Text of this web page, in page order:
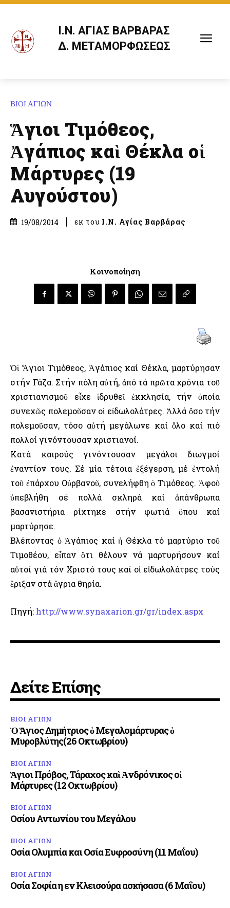
Ι.Ν. ΑΓΙΑΣ ΒΑΡΒΑΡΑΣ
Δ. ΜΕΤΑΜΟΡΦΩΣΕΩΣ
ΒΙΟΙ ΑΓΙΩΝ
Ἅγιοι Τιμόθεος,
Ἀγάπιος καὶ Θέκλα οἱ
Μάρτυρες (19
Αυγούστου)
19/08/2014 εκ του Ι.Ν. Αγίας Βαρβάρας
Κοινοποίηση
Ὁἱ Ἅγιοι Τιμόθεος, Ἀγάπιος καί Θέκλα, μαρτύρησαν
στήν Γάζα. Στήν πόλη αὐτή, ἀπό τά πρῶτα χρόνια τοῦ
χριστιανισμοῦ εἶχε ἱδρυθεῖ ἐκκλησία, τήν ὁποία
συνεχῶς πολεμοῦσαν οἱ εἰδωλολάτρες. Ἀλλά ὅσο τήν
πολεμοῦσαν, τόσο αὐτή μεγάλωνε καί ὅλο καί πιό
πολλοί γινόντουσαν χριστιανοί.
Κατά καιρούς γινόντουσαν μεγάλοι διωγμοί
ἐναντίον τους. Σέ μία τέτοια ἐξέγερση, μέ ἐντολή
τοῦ ἐπάρχου Οὐρβανοῦ, συνελήφθη ὁ Τιμόθεος. Ἀφοῦ
ὑπεβλήθη σέ πολλά σκληρά καί ἀπάνθρωπα
βασανιστήρια ρίχτηκε στήν φωτιά ὅπου καί
μαρτύρησε.
Βλέποντας ὁ Ἀγάπιος καί ἡ Θέκλα τό μαρτύριο τοῦ
Τιμοθέου, εἶπαν ὅτι θέλουν νά μαρτυρήσουν καί
αὐτοί γιά τόν Χριστό τους καί οἱ εἰδωλολάτρες τούς
ἔριξαν στά ἄγρια θηρία.
Πηγή: http://www.synaxarion.gr/gr/index.aspx
Δείτε Επίσης
ΒΙΟΙ ΑΓΙΩΝ
Ὁ Ἅγιος Δημήτριος ὁ Μεγαλομάρτυρας ὁ
Μυροβλύτης(26 Οκτωβρίου)
ΒΙΟΙ ΑΓΙΩΝ
Ἅγιοι Πρόβος, Τάραχος καὶ Ἀνδρόνικος οἱ
Μάρτυρες (12 Οκτωβρίου)
ΒΙΟΙ ΑΓΙΩΝ
Οσίου Αντωνίου του Μεγάλου
ΒΙΟΙ ΑΓΙΩΝ
Οσία Ολυμπία και Οσία Ευφροσύνη (11 Μαΐου)
ΒΙΟΙ ΑΓΙΩΝ
Οσία Σοφία η εν Κλεισούρα ασκήσασα (6 Μαΐου)